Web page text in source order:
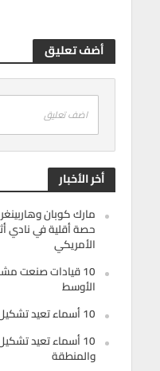
أضف تعليق
اضف تعليق
أخر الأخبار
مارك كوبان
حصة أقلية في نادي
الأمريكي
10 قيادات صنعت
الأوسط
10 أسماء تعيد تشكيل اللوجستيات الذكية في الخليج
10 أسماء تعيد
والمنطقة